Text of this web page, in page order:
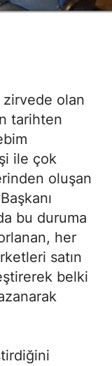
zirvede olan
tarihten
ile çok
oluşan
bu duruma
her
satın
belki